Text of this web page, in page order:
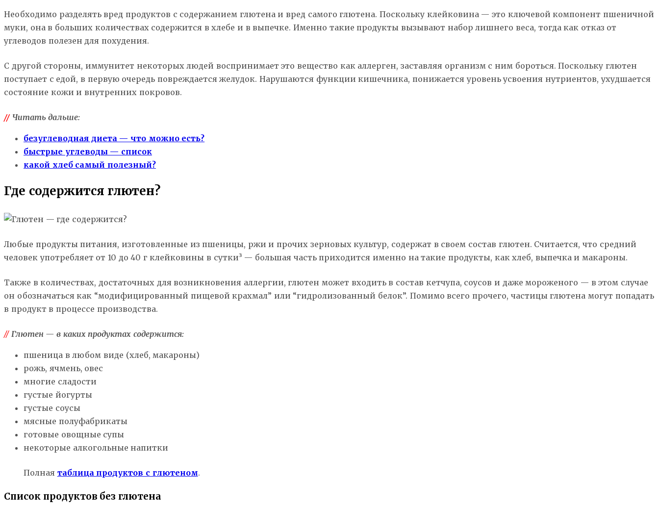
Необходимо разделять вред продуктов с содержанием глютена и вред самого глютена. Поскольку клейковина — это ключевой компонент пшеничной
муки, она в больших количествах содержится в хлебе и в выпечке. Именно такие продукты вызывают набор лишнего веса, тогда как отказ от
углеводов полезен для похудения.
С другой стороны, иммунитет некоторых людей воспринимает это вещество как аллерген, заставляя организм с ним бороться. Поскольку глютен
поступает с едой, в первую очередь повреждается желудок. Нарушаются функции кишечника, понижается уровень усвоения нутриентов, ухудшается
состояние кожи и внутренних покровов.
//Читать дальше:
безуглеводная диета — что можно есть?
быстрые углеводы — список
какой хлеб самый полезный?
Где содержится глютен?
Любые продукты питания, изготовленные из пшеницы, ржи и прочих зерновых культур, содержат в своем состав глютен. Считается, что средний
человек употребляет от 10 до 40 г клейковины в сутки³ — большая часть приходится именно на такие продукты, как хлеб, выпечка и макароны.
Также в количествах, достаточных для возникновения аллергии, глютен может входить в состав кетчупа, соусов и даже мороженого — в этом случае
он обозначаться как “модифицированный пищевой крахмал” или “гидролизованный белок”. Помимо всего прочего, частицы глютена могут попадать
в продукт в процессе производства.
// Глютен — в каких продуктах содержится:
пшеница в любом виде (хлеб, макароны)
рожь, ячмень, овес
многие сладости
густые йогурты
густые соусы
мясные полуфабрикаты
готовые овощные супы
некоторые алкогольные напитки
Полная таблица продуктов с глютеном.
Список продуктов без глютена